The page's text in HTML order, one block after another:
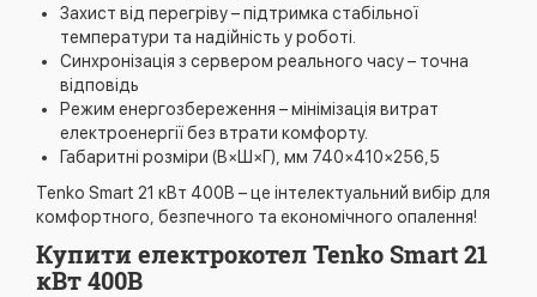
Захист від перегріву – підтримка стабільної
температури та надійність у роботі.
Синхронізація з сервером реального часу – точна
відповідь
Режим енергозбереження – мінімізація витрат
електроенергії без втрати комфорту.
Габаритні розміри (В×Ш×Г), мм 740×410×256,5
Tenko Smart 21 кВт 400В – це інтелектуальний вибір для
комфортного, безпечного та економічного опалення!
Купити електрокотел Tenko Smart 21
кВт 400В